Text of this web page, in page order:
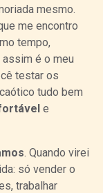
mesmo.
me encontro
tempo,
é o meu
testar os
tudo bem
e
. Quando virei
só vender o
trabalhar